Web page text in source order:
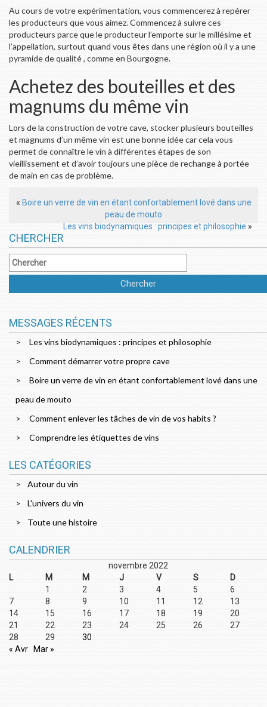
Au cours de votre expérimentation, vous commencerez à repérer
les producteurs que vous aimez. Commencez à suivre ces
producteurs parce que le producteur l’emporte sur le millésime et
l’appellation, surtout quand vous êtes dans une région où il y a une
pyramide de qualité , comme en Bourgogne.
Achetez des bouteilles et des
magnums du même vin
Lors de la construction de votre cave, stocker plusieurs bouteilles
et magnums d’un même vin est une bonne idée car cela vous
permet de connaître le vin à différentes étapes de son
vieillissement et d’avoir toujours une pièce de rechange à portée
de main en cas de problème.
« Boire un verre de vin en étant confortablement lové dans une
peau de mouto
Les vins biodynamiques : principes et philosophie »
CHERCHER
MESSAGES RÉCENTS
Les vins biodynamiques : principes et philosophie
Comment démarrer votre propre cave
Boire un verre de vin en étant confortablement lové dans une
peau de mouto
Comment enlever les tâches de vin de vos habits ?
Comprendre les étiquettes de vins
LES CATÉGORIES
Autour du vin
L'univers du vin
Toute une histoire
CALENDRIER
novembre 2022
L
M M J V S
D
1
2 3 4 5
6
7
8 9 10 11 12
13
14
15 16 17 18 19
20
21
22 23 24 25 26
27
28
29
30
« Avr
Mar »